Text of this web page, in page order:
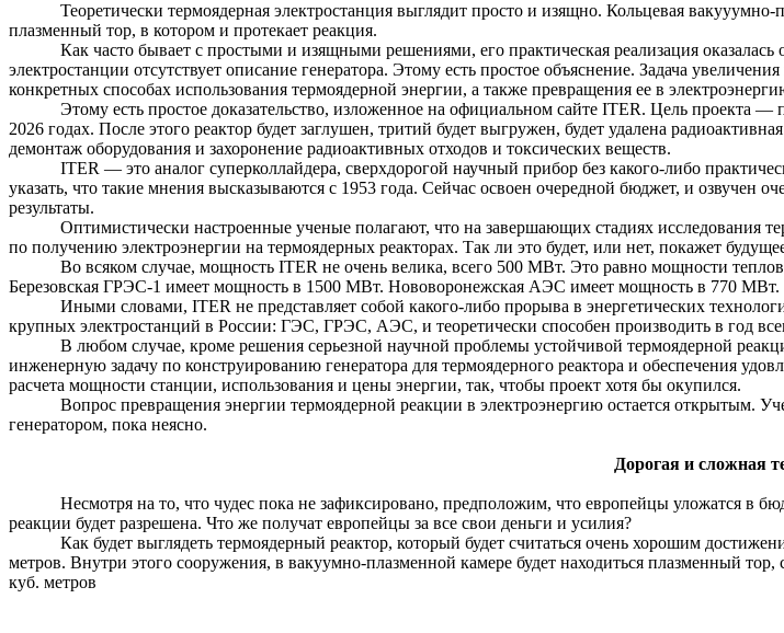
Теоретически термоядерная электростанция выглядит просто и изящно. Кольцеваявакууумно-
плазменный тор, в котором и протекает реакция.
Как часто бывает с простыми и изящными решениями, его практическая реализация
электростанции отсутствует описание генератора. Этому есть простое объяснение. Задача
конкретных способах использования термоядерной энергии, а также превращения ее в
Этому есть простое доказательство, изложенное наофициальном сайте ITER. Цель проекта —
2026 годах. После этого реактор будет заглушен, тритий будет выгружен, будет удалена
демонтаж оборудования и захоронение радиоактивных отходов и токсических веществ.
ITER — это аналогсуперколлайдера, сверхдорогой научный прибор без какого-либо
указать, что такие мнения высказываются с 1953 года. Сейчас освоен очередной бюджет, и озвучен
результаты.
Оптимистически настроенные ученые полагают, что на завершающих стадиях исследования
по получению электроэнергии на термоядерных реакторах. Так ли это будет, или нет, покажет
Во всяком случае, мощность ITER не очень велика, всего 500 МВт. Это равно мощности
Березовская ГРЭС-1 имеет мощность в 1500 МВт. Нововоронежская АЭС имеет мощность в 770 МВт.
Иными словами, ITER не представляет собой какого-либо прорыва в энергетических
крупных электростанций в России: ГЭС, ГРЭС, АЭС, и теоретически способен производить в год
В любом случае, кроме решения серьезной научной проблемы устойчивой термоядерной
инженерную задачу по конструированию генератора для термоядерного реактора и обеспечения
расчета мощности станции, использования и цены энергии, так, чтобы проект хотя бы окупился.
Вопрос превращения энергии термоядерной реакции в электроэнергию остается открытым.
генератором, пока неясно.
Дорогая и сложная
Несмотря на то, что чудес пока не зафиксировано, предположим, что европейцы уложатся в
реакции будет разрешена. Что же получат европейцы за все свои деньги и усилия?
Как будет выглядеть термоядерный реактор, который будет считаться очень хорошим
метров. Внутри этого сооружения, в вакуумно-плазменной камере будет находиться плазменный
куб. метров